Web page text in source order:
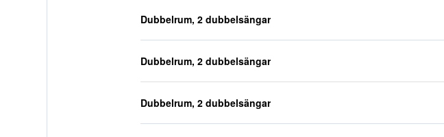
Dubbelrum, 2 dubbelsängar
Dubbelrum, 2 dubbelsängar
Dubbelrum, 2 dubbelsängar